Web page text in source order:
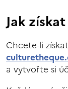
Jak
Chcete-li
a vytvořte si